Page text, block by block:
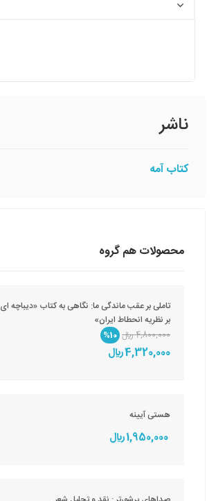
ناشر
کتاب آمه
محصولات هم گروه
تاملی بر عقب ماندگی ما: نگاهی به کتاب «دیباچه ای
بر نظریه انحطاط ایران»
4,800,000 ريال
%10
4,320,000 ريال
هستی آیینه
1,950,000 ريال